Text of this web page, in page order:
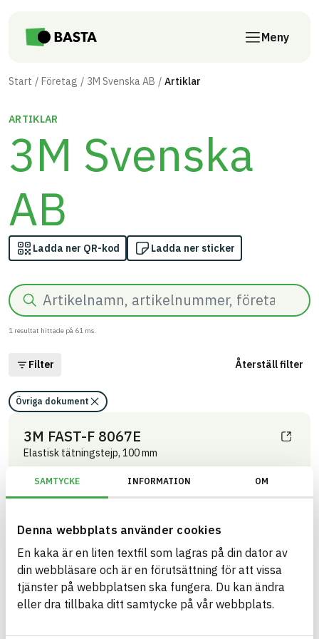
SAMTYCKE INFORMATION OM
Denna webbplats använder cookies
En kaka är en liten textfil som lagras på din dator av
din webbläsare och är en förutsättning för att vissa
tjänster på webbplatsen ska fungera. Du kan ändra
eller dra tillbaka ditt samtycke på vår webbplats.
Meny
Start Företag 3M Svenska AB Artiklar
ARTIKLAR
3M Svenska
AB
Ladda ner QR-kod Ladda ner sticker
Sök
1 resultat hittade på 61 ms.
Filter Återställ filter
Övriga dokument
3M FAST-F 8067E
Elastisk tätningstejp, 100 mm
ARTIKEL­NUMMER
8067E100
FÖRETAG
3M Svenska AB
BASTA ID
HÄLSO- OCH MILJÖ­FARLIGHET Information finns
CIRKULARITET Information ej lämnad